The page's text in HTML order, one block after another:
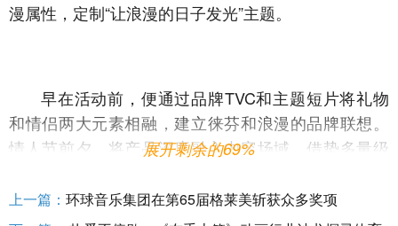
漫属性，定制“让浪漫的日子发光”主题。
早在活动前，便通过品牌TVC和主题短片将礼物
和情侣两大元素相融，建立徕芬和浪漫的品牌联想。
情人节前夕，将产品深度融入内容场域，借势多量级
达人@唐梓 首发视频为活动造势，唐梓几经波折成功
展开剩余的69%
上一篇： 环球音乐集团在第65届格莱美斩获众多奖项